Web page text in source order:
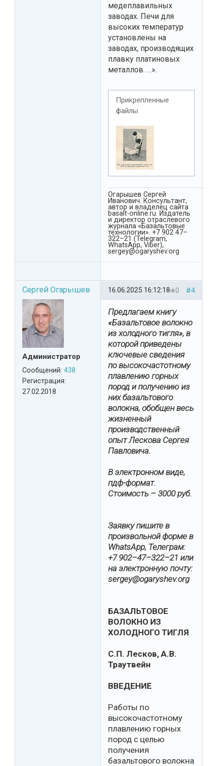
медеплавильных
заводах. Печи для
высоких температур
установлены на
заводах, производящих
плавку платиновых
металлов. …».
Прикрепленные
файлы
Огарышев Сергей
Иванович. Консультант,
автор и владелец сайта
basalt-online.ru. Издатель
и директор отраслевого
журнала «Базальтовые
технологии». +7 902 47–
322–21 (Telegram,
WhatsApp, Viber),
sergey@ogaryshev.org
Сергей Огарышев
Администратор
Сообщений: 438
Регистрация:
27.02.2018
#4
0
16.06.2025 16:12:18
Предлагаем книгу
«Базальтовое волокно
из холодного тигля», в
которой приведены
ключевые сведения
по высокочастотному
плавлению горных
пород и получению из
них базальтового
волокна, обобщен весь
жизненный
производственный
опыт Лескова Сергея
Павловича.
В электронном виде,
пдф-формат.
Стоимость – 3000 руб.
Заявку пишите в
произвольной форме в
WhatsApp, Телеграм:
+7 902–47–322–21 или
на электронную почту:
sergey@ogaryshev.org
БАЗАЛЬТОВОЕ
ВОЛОКНО ИЗ
ХОЛОДНОГО ТИГЛЯ
С.П. Лесков, А.В.
Траутвейн
ВВЕДЕНИЕ
Работы по
высокочастотному
плавлению горных
пород с целью
получения
базальтового волокна